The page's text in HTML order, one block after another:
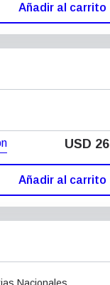
Añadir al carrito
USD 26
Añadir al carrito
Nacionales